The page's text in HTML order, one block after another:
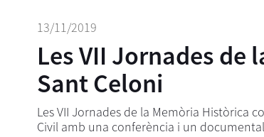
13/11/2019
Les VII Jornades
Sant Celoni
Les VII Jornades de la Memòria Històrica
Civil amb una conferència i un